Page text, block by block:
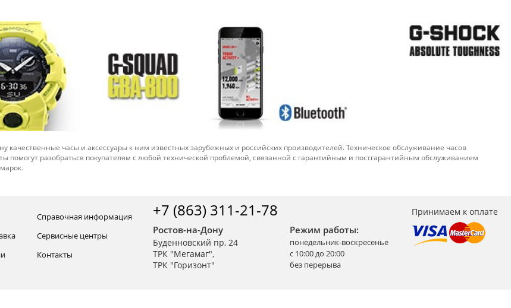
качественные часы и аксессуары к ним известных зарубежных и российских производителей. Техническое обслуживание часов
разобраться покупателям с любой технической проблемой, связанной с гарантийным и постгарантийным обслуживанием
Справочная информация
Сервисные центры
Контакты
+7 (863) 311-21-78
Режим работы:
понедельник-воскресенье
с 10:00 до 20:00
без перерыва
Ростов-на-Дону
Буденновский пр, 24
ТРК "Мегамаг",
ТРК "Горизонт"
Принимаем к оплате